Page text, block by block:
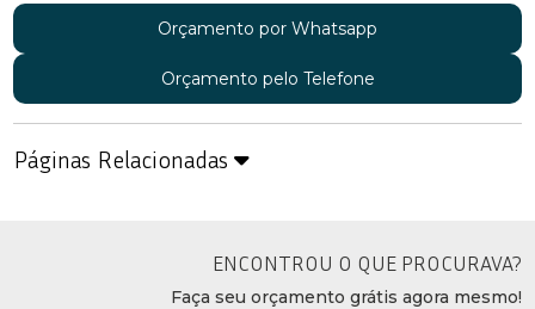
Orçamento por Whatsapp
Orçamento pelo Telefone
Páginas Relacionadas
ENCONTROU O QUE PROCURAVA?
Faça seu orçamento grátis agora mesmo!